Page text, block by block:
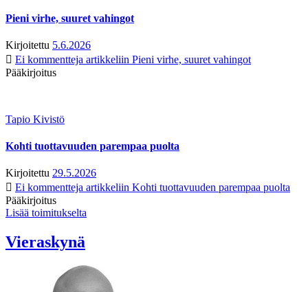
Pieni virhe, suuret vahingot
Kirjoitettu 5.6.2026
Ei kommentteja artikkeliin Pieni virhe, suuret vahingot
Pääkirjoitus
Tapio Kivistö
Kohti tuottavuuden parempaa puolta
Kirjoitettu 29.5.2026
Ei kommentteja artikkeliin Kohti tuottavuuden parempaa puolta
Pääkirjoitus
Lisää toimitukselta
Vieraskynä